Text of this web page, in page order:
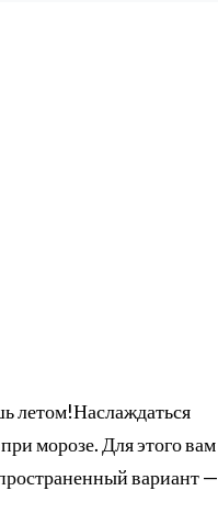
летом!Наслаждаться
морозе. Для этого вам
вариант —